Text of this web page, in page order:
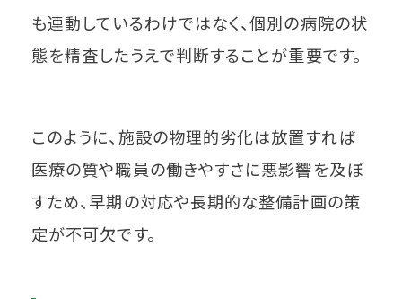
も連動しているわけではなく、個別の病院の状
態を精査したうえで判断することが重要です。
このように、施設の物理的劣化は放置すれば
医療の質や職員の働きやすさに悪影響を及ぼ
すため、早期の対応や長期的な整備計画の策
定が不可欠です。